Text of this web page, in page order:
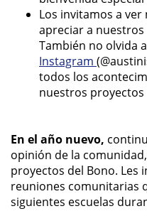
Los invitamos a ver
apreciar a
También no olvida
Instagram
todos los
nuestros
En el año nuevo,
opinión de la
proyectos del Bono. Les
reuniones comunitarias
siguientes escuelas